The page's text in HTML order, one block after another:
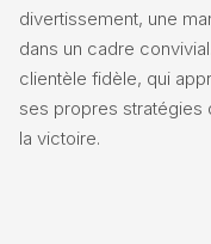
divertissement, une
dans un cadre
clientèle fidèle, qui
ses propres
la victoire.